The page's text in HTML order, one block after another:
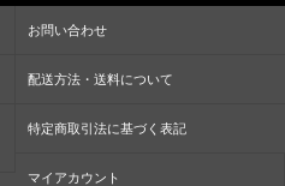
お問い合わせ
配送方法・送料について
特定商取引法に基づく表記
マイアカウント